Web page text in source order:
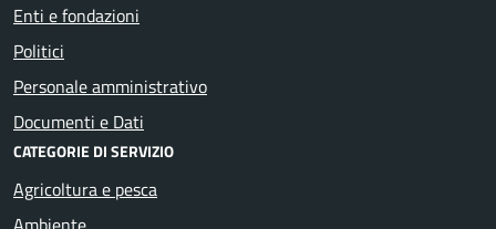
Enti e fondazioni
Politici
Personale amministrativo
Documenti e Dati
CATEGORIE DI SERVIZIO
Agricoltura e pesca